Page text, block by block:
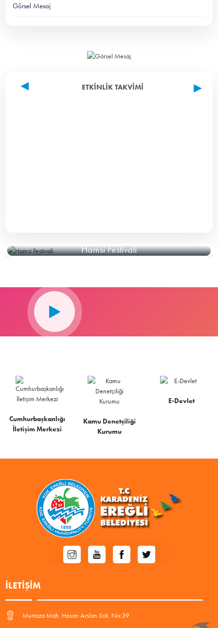
Görsel Mesaj
ETKINLIK TAKVIMI
Hamsi Festivali
Cumhurbaşkanlığı
İletişim Merkezi
Kamu Denetçiliği
Kurumu
E-Devlet
İLETIŞIM
Murtaza Mah. Hasan Arslan Sok. No:39